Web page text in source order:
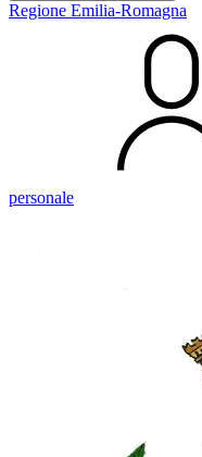
Regione Emilia-Romagna
personale